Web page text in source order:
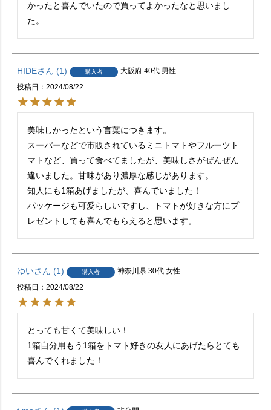
かったと喜んでいたので買ってよかったなと思いまし
た。
HIDE 1 購入者 大阪府 40代 男性
投稿日
2024/08/22
美味しかったという言葉につきます。
スーパーなどで市販されているミニトマトやフルーツト
マトなど、買って食べてましたが、美味しさがぜんぜん
違いました。甘味があり濃厚な感じがあります。
知人にも1箱あげましたが、喜んでいました！
パッケージも可愛らしいですし、トマトが好きな方にプ
レゼントしても喜んでもらえると思います。
ゆい 1 購入者 神奈川県 30代 女性
投稿日
2024/08/22
とっても甘くて美味しい！
1箱自分用もう1箱をトマト好きの友人にあげたらとても
喜んでくれました！